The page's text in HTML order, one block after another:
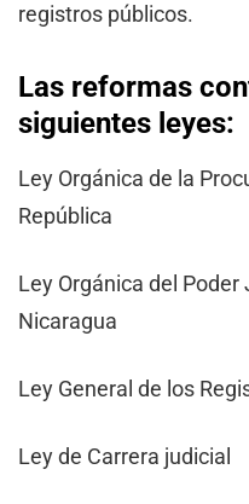
registros públicos.
Las reformas
siguientes leyes:
Ley Orgánica de la
República
Ley Orgánica del
Nicaragua
Ley General de los
Ley de Carrera judicial